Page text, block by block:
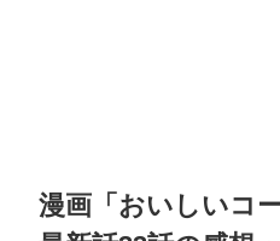
漫画「おいしいコ